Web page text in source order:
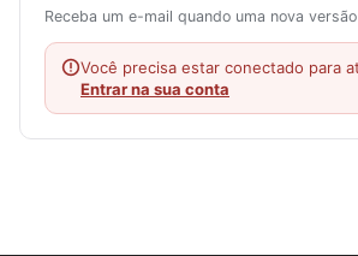
Receba um e-mail quando uma nova
Você precisa estar conectado para
Entrar na sua conta